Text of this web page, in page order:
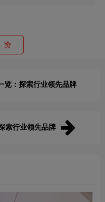
赞
览：探索行业领先品牌
索行业领先品牌